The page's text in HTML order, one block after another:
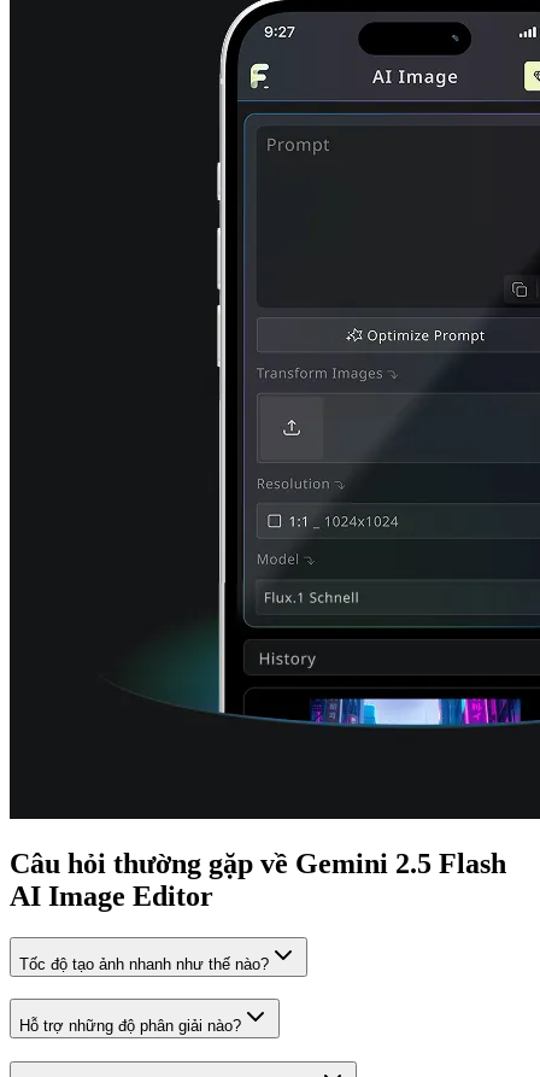
Câu hỏi thường gặp về Gemini 2.5 Flash
AI Image Editor
Tốc độ tạo ảnh nhanh như thế nào?
Hỗ trợ những độ phân giải nào?